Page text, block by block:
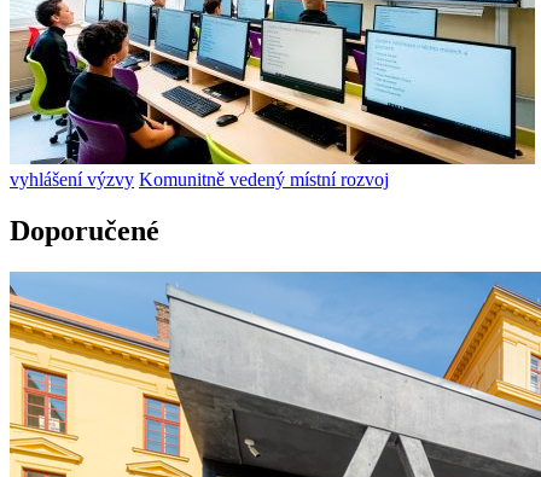
vyhlášení výzvy Komunitně vedený místní rozvoj
Doporučené